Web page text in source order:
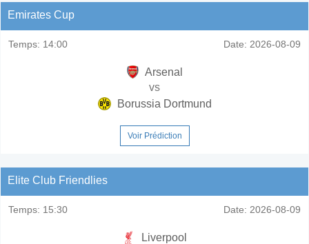
Emirates Cup
Temps: 14:00 Date: 2026-08-09
Arsenal
vs
Borussia Dortmund
Voir Prédiction
Elite Club Friendlies
Temps: 15:30 Date: 2026-08-09
Liverpool